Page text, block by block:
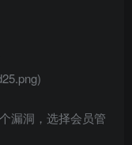
漏洞，选择会员管